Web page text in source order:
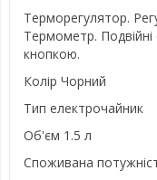
Терморегулятор.
Термометр. Подвійні
кнопкою.
Колір Чорний
Тип електрочайник
Об'єм 1.5 л
Споживана